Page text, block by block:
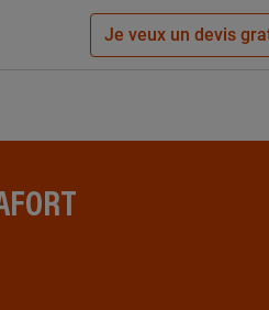
Je veux un devis